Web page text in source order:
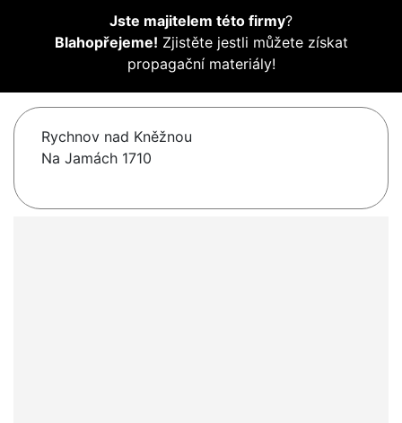
Jste majitelem této firmy?
Blahopřejeme! Zjistěte jestli můžete získat
propagační materiály!
Rychnov nad Kněžnou
Na Jamách 1710